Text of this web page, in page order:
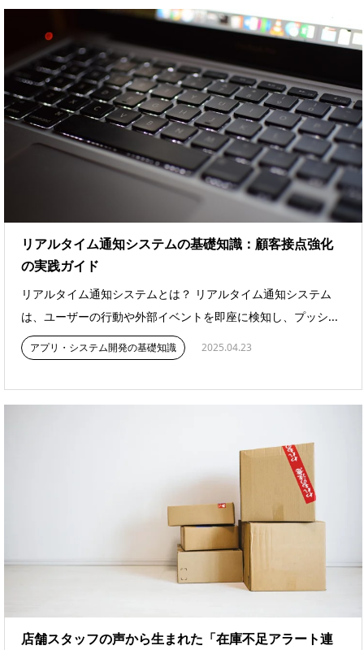
リアルタイム通知システムの基礎知識：顧客接点強化
の実践ガイド
リアルタイム通知システムとは？ リアルタイム通知システム
は、ユーザーの行動や外部イベントを即座に検知し、プッシ...
アプリ・システム開発の基礎知識 2025.04.23
店舗スタッフの声から生まれた「在庫不足アラート連